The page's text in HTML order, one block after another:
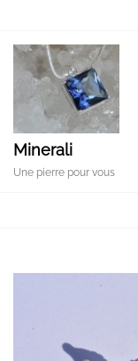
content
Minerali
Une pierre pour vous